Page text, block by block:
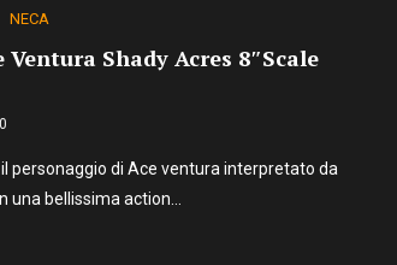
NECA
Ventura Shady Acres 8″Scale
il personaggio di Ace ventura interpretato da
una bellissima action…